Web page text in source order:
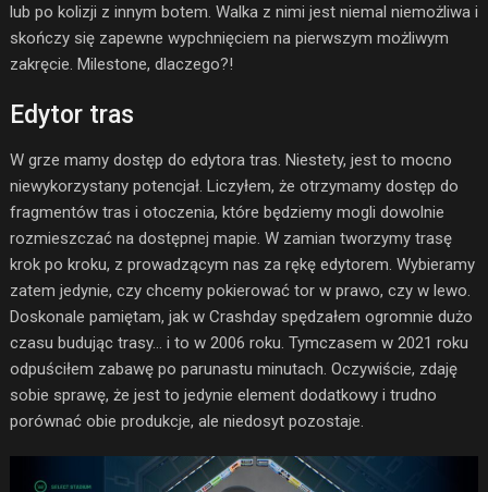
lub po kolizji z innym botem. Walka z nimi jest niemal niemożliwa i
skończy się zapewne wypchnięciem na pierwszym możliwym
zakręcie. Milestone, dlaczego?!
Edytor tras
W grze mamy dostęp do edytora tras. Niestety, jest to mocno
niewykorzystany potencjał. Liczyłem, że otrzymamy dostęp do
fragmentów tras i otoczenia, które będziemy mogli dowolnie
rozmieszczać na dostępnej mapie. W zamian tworzymy trasę
krok po kroku, z prowadzącym nas za rękę edytorem. Wybieramy
zatem jedynie, czy chcemy pokierować tor w prawo, czy w lewo.
Doskonale pamiętam, jak w Crashday spędzałem ogromnie dużo
czasu budując trasy… i to w 2006 roku. Tymczasem w 2021 roku
odpuściłem zabawę po parunastu minutach. Oczywiście, zdaję
sobie sprawę, że jest to jedynie element dodatkowy i trudno
porównać obie produkcje, ale niedosyt pozostaje.